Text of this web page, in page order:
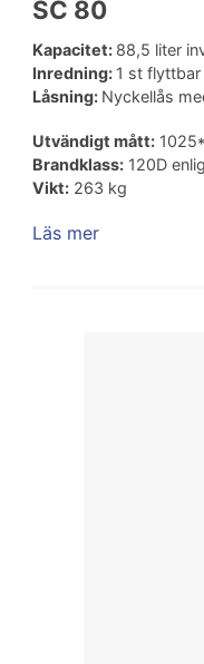
SC 80
Kapacitet: 88,5 liter
Inredning: 1 st
Låsning: Nyckellås
Utvändigt mått:
Brandklass:120D
Vikt:263 kg
Läs mer